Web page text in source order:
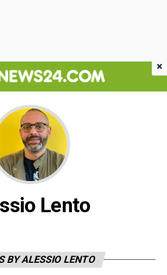
Lento
BY ALESSIO LENTO
×